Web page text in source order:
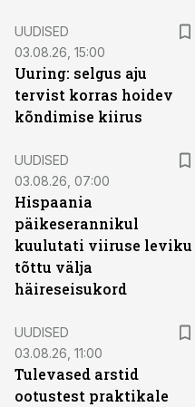
UUDISED
03.08.26, 15:00
Uuring: selgus aju
tervist korras hoidev
kõndimise kiirus
UUDISED
03.08.26, 07:00
Hispaania
päikeserannikul
kuulutati viiruse leviku
tõttu välja
häireseisukord
UUDISED
03.08.26, 11:00
Tulevased arstid
ootustest praktikale